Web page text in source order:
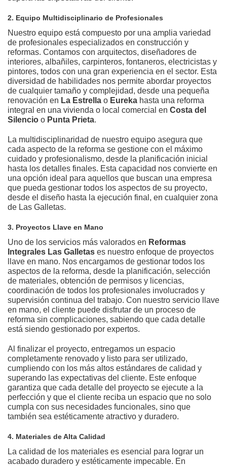
2. Equipo Multidisciplinario de Profesionales
Nuestro equipo está compuesto por una amplia variedad
de profesionales especializados en construcción y
reformas. Contamos con arquitectos, diseñadores de
interiores, albañiles, carpinteros, fontaneros, electricistas y
pintores, todos con una gran experiencia en el sector. Esta
diversidad de habilidades nos permite abordar proyectos
de cualquier tamaño y complejidad, desde una pequeña
renovación en La Estrella o Eureka hasta una reforma
integral en una vivienda o local comercial en Costa del
Silencio o Punta Prieta.
La multidisciplinaridad de nuestro equipo asegura que
cada aspecto de la reforma se gestione con el máximo
cuidado y profesionalismo, desde la planificación inicial
hasta los detalles finales. Esta capacidad nos convierte en
una opción ideal para aquellos que buscan una empresa
que pueda gestionar todos los aspectos de su proyecto,
desde el diseño hasta la ejecución final, en cualquier zona
de Las Galletas.
3. Proyectos Llave en Mano
Uno de los servicios más valorados en Reformas
Integrales Las Galletas es nuestro enfoque de proyectos
llave en mano. Nos encargamos de gestionar todos los
aspectos de la reforma, desde la planificación, selección
de materiales, obtención de permisos y licencias,
coordinación de todos los profesionales involucrados y
supervisión continua del trabajo. Con nuestro servicio llave
en mano, el cliente puede disfrutar de un proceso de
reforma sin complicaciones, sabiendo que cada detalle
está siendo gestionado por expertos.
Al finalizar el proyecto, entregamos un espacio
completamente renovado y listo para ser utilizado,
cumpliendo con los más altos estándares de calidad y
superando las expectativas del cliente. Este enfoque
garantiza que cada detalle del proyecto se ejecute a la
perfección y que el cliente reciba un espacio que no solo
cumpla con sus necesidades funcionales, sino que
también sea estéticamente atractivo y duradero.
4. Materiales de Alta Calidad
La calidad de los materiales es esencial para lograr un
acabado duradero y estéticamente impecable. En